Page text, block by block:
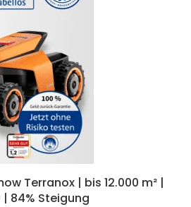
Terranox | bis 12.000 m² |
| 84% Steigung